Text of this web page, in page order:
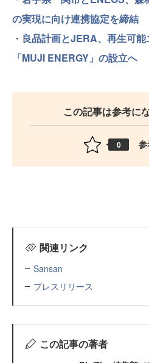
の実現に向け連携協定を締結
・ 良品計画とJERA、再生可
「MUJI ENERGY」の設立へ
この記事は参考に
0
関連リンク
Sansan
プレスリリース
この記事の著者